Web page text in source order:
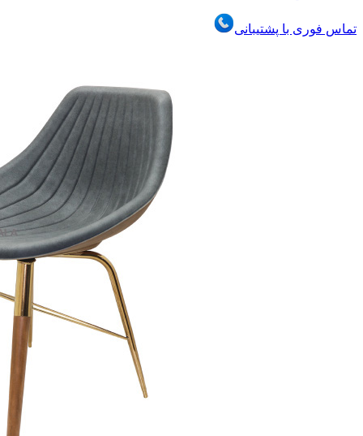
تماس فوری با پشتیبانی